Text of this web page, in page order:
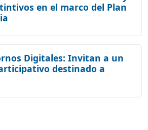
en el marco del Plan
Digitales: Invitan a un
destinado a